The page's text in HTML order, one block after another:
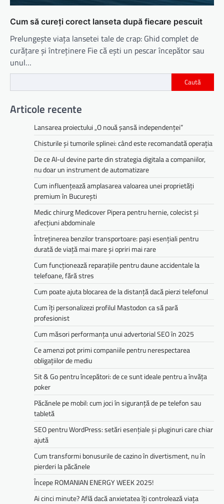
Cum să cureți corect lanseta după fiecare pescuit
Prelungește viața lansetei tale de crap: Ghid complet de
curățare și întreținere Fie că ești un pescar începător sau
unul…
Caută
Articole recente
Lansarea proiectului „O nouă șansă independenței”
Chisturile și tumorile splinei: când este recomandată operația
De ce AI-ul devine parte din strategia digitala a companiilor,
nu doar un instrument de automatizare
Cum influențează amplasarea valoarea unei proprietăți
premium în București
Medic chirurg Medicover Pipera pentru hernie, colecist și
afecțiuni abdominale
Întreținerea benzilor transportoare: pași esențiali pentru
durată de viață mai mare și opriri mai rare
Cum funcționează reparațiile pentru daune accidentale la
telefoane, fără stres
Cum poate ajuta blocarea de la distanță dacă pierzi telefonul
Cum îți personalizezi profilul Mastodon ca să pară
profesionist
Cum măsori performanța unui advertorial SEO în 2025
Ce amenzi pot primi companiile pentru nerespectarea
obligațiilor de mediu­­
Sit & Go pentru începători: de ce sunt ideale pentru a învăța
poker
Păcănele pe mobil: cum joci în siguranță de pe telefon sau
tabletă
SEO pentru WordPress: setări esențiale și pluginuri care chiar
ajută
Cum transformi bonusurile de cazino în divertisment, nu în
pierderi la păcănele
Începe ROMANIAN ENERGY WEEK 2025!
Ai cinci minute? Află dacă anxietatea îți controlează viața